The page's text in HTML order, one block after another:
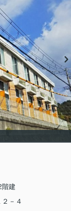
階建
－４